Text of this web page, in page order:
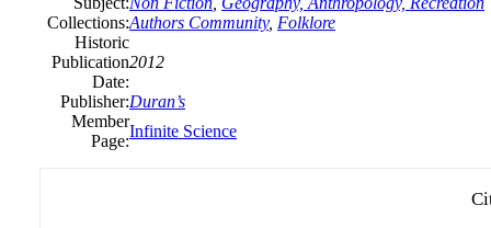
Collections:Authors Community, Folklore
Historic
Publication
Date:
2012
Publisher:Duran’s
Member
Page:
Infinite Science